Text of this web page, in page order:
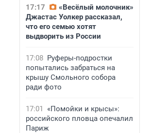
17:17
«Весёлый молочник»
Джастас Уолкер рассказал,
что его семью хотят
выдворить из России
17:08 Руферы-подростки
попытались забраться на
крышу Смольного собора
ради фото
17:01
«Помойки и крысы»:
российского пловца опечалил
Париж